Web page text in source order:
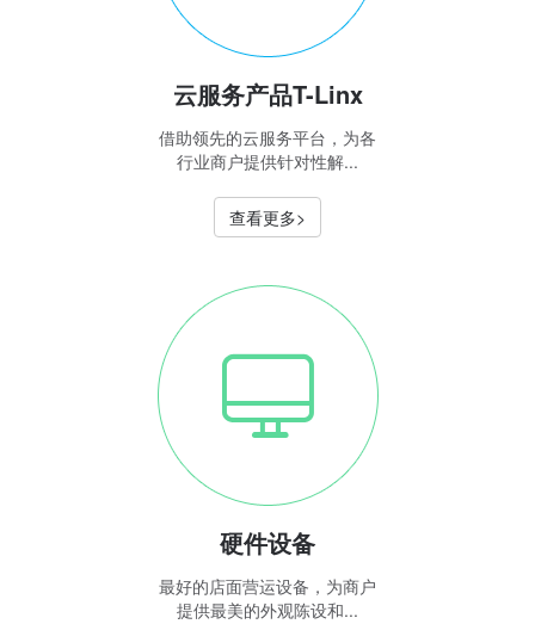
云服务产品T-Linx
借助领先的云服务平台，为各
行业商户提供针对性解...
查看更多>
硬件设备
最好的店面营运设备，为商户
提供最美的外观陈设和...